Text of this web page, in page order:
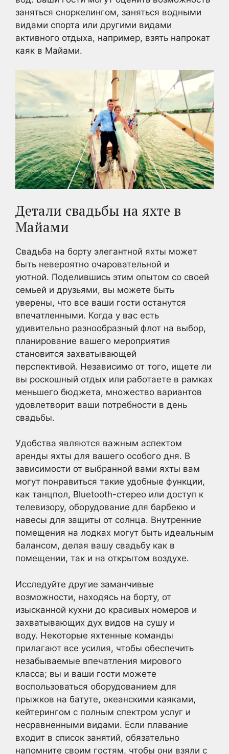
заняться сноркелингом, заняться водными
видами спорта или другими видами
активного отдыха, например, взять напрокат
каяк в Майами.
Детали свадьбы на яхте в
Майами
Свадьба на борту элегантной яхты может
быть невероятно очаровательной и
уютной. Поделившись этим опытом со своей
семьей и друзьями, вы можете быть
уверены, что все ваши гости останутся
впечатленными. Когда у вас есть
удивительно разнообразный флот на выбор,
планирование вашего мероприятия
становится захватывающей
перспективой. Независимо от того, ищете ли
вы роскошный отдых или работаете в рамках
меньшего бюджета, множество вариантов
удовлетворит ваши потребности в день
свадьбы.
Удобства являются важным аспектом
аренды яхты для вашего особого дня. В
зависимости от выбранной вами яхты вам
могут понравиться такие удобные функции,
как танцпол, Bluetooth-стерео или доступ к
телевизору, оборудование для барбекю и
навесы для защиты от солнца. Внутренние
помещения на лодках могут быть идеальным
балансом, делая вашу свадьбу как в
помещении, так и на открытом воздухе.
Исследуйте другие заманчивые
возможности, находясь на борту, от
изысканной кухни до красивых номеров и
захватывающих дух видов на сушу и
воду. Некоторые яхтенные команды
прилагают все усилия, чтобы обеспечить
незабываемые впечатления мирового
класса; вы и ваши гости можете
воспользоваться оборудованием для
прыжков на батуте, океанскими каяками,
кейтерингом с полным спектром услуг и
несравненными видами. Если плавание
входит в список занятий, обязательно
напомните своим гостям, чтобы они взяли с